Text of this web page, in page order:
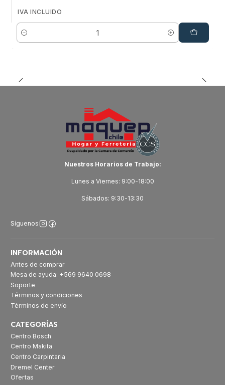
IVA INCLUIDO
Cantidad
Nuestros Horarios de Trabajo:
Lunes a Viernes: 9:00-18:00
Sábados: 9:30-13:30
Síguenos
INFORMACIÓN
Antes de comprar
Mesa de ayuda: +569 9640 0698
Soporte
Términos y condiciones
Términos de envío
CATEGORÍAS
Centro Bosch
Centro Makita
Centro Carpintaria
Dremel Center
Ofertas